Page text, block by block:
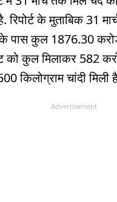
रिपोर्ट के मुताबिक 31
पास कुल 1876.30
को कुल मिलाकर 582
किलोग्राम चांदी मिली
Advertisement